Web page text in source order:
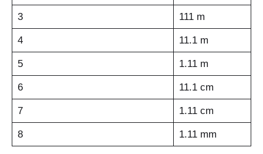
3 111 m
4 11.1 m
5 1.11 m
6 11.1 cm
7 1.11 cm
8 1.11 mm